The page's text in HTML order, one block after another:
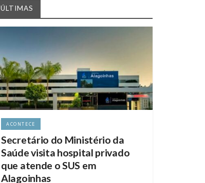
ÚLTIMAS
ACONTECE
Secretário do Ministério da
Saúde visita hospital privado
que atende o SUS em
Alagoinhas